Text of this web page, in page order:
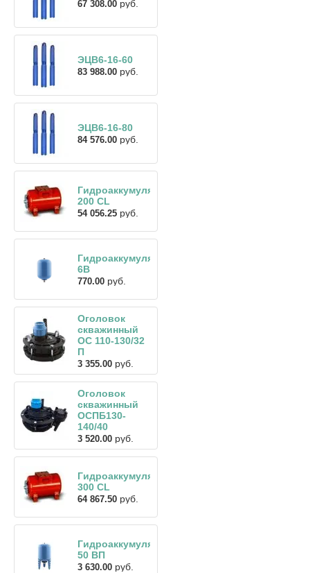
67 308.00 руб.
ЭЦВ6-16-60
83 988.00 руб.
ЭЦВ6-16-80
84 576.00 руб.
Гидроаккумулятор
200 CL
54 056.25 руб.
Гидроаккумулятор
6В
770.00 руб.
Оголовок
скважинный
ОС 110-130/32
П
3 355.00 руб.
Оголовок
скважинный
ОСПБ130-
140/40
3 520.00 руб.
Гидроаккумулятор
300 CL
64 867.50 руб.
Гидроаккумулятор
50 ВП
3 630.00 руб.